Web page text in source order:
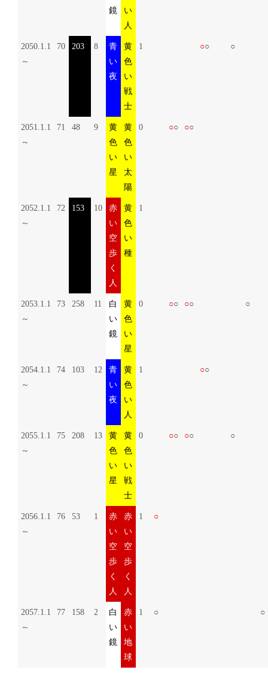
鏡
い
人
2050.1.1
～
70 203 8
青
い
夜
黄
色
い
戦
士
1 ○○ ○
2051.1.1
～
71 48 9
黄
色
い
星
黄
色
い
太
陽
0 ○○ ○○
2052.1.1
～
72 153 10
赤
い
空
歩
く
人
黄
色
い
種
1
2053.1.1
～
73 258 11
白
い
鏡
黄
色
い
星
0 ○○ ○○ ○
2054.1.1
～
74 103 12
青
い
夜
黄
色
い
人
1 ○○
2055.1.1
～
75 208 13
黄
色
い
星
黄
色
い
戦
士
0 ○○ ○○ ○
2056.1.1
～
76 53 1
赤
い
空
歩
く
人
赤
い
空
歩
く
人
1 ○
2057.1.1
～
77 158 2
白
い
鏡
赤
い
地
球
1 ○ ○